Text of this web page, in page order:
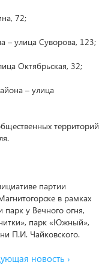
72;
– улица Суворова, 123;
Октябрьская, 32;
– улица
территорий
партии
в рамках
у Вечного огня,
парк «Южный»,
П.И. Чайковского.
новость ›